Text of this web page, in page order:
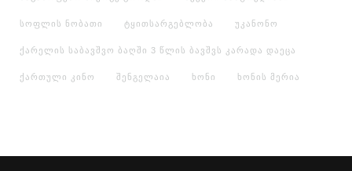
სოფლის ნობათი ტყითსარგებლობა უკანონო
ქარელის საბავშვო ბაღში 3 წლის ბავშვს კარადა დაეცა
ქართული კინო შენგელაია ხონი ხონის მერია